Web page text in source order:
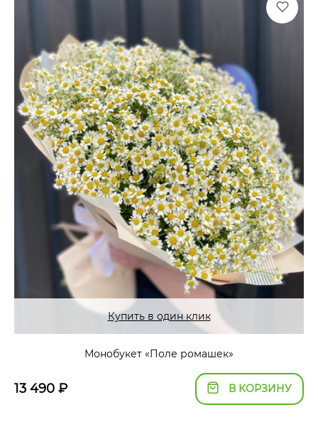
Купить в один клик
Монобукет «Поле ромашек»
13 490 ₽ В КОРЗИНУ